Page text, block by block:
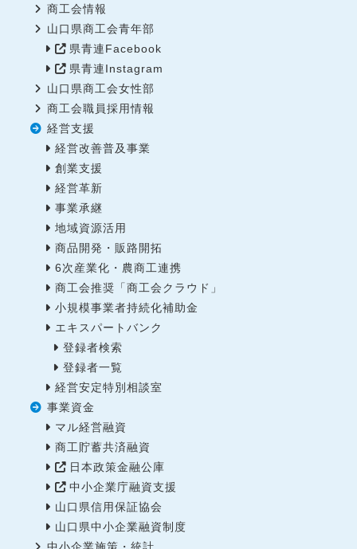
商工会情報
山口県商工会青年部
県青連Facebook
県青連Instagram
山口県商工会女性部
商工会職員採用情報
経営支援
経営改善普及事業
創業支援
経営革新
事業承継
地域資源活用
商品開発・販路開拓
6次産業化・農商工連携
商工会推奨「商工会クラウド」
小規模事業者持続化補助金
エキスパートバンク
登録者検索
登録者一覧
経営安定特別相談室
事業資金
マル経営融資
商工貯蓄共済融資
日本政策金融公庫
中小企業庁融資支援
山口県信用保証協会
山口県中小企業融資制度